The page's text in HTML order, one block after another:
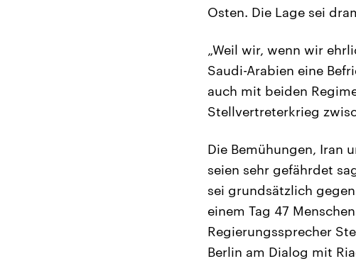
Osten. Die Lage sei
„Weil wir, wenn wir
Saudi-Arabien eine
auch mit beiden
Stellvertreterkrieg
Die Bemühungen, Iran
seien sehr gefährdet
sei grundsätzlich
einem Tag 47
Regierungssprecher
Berlin am Dialog mit